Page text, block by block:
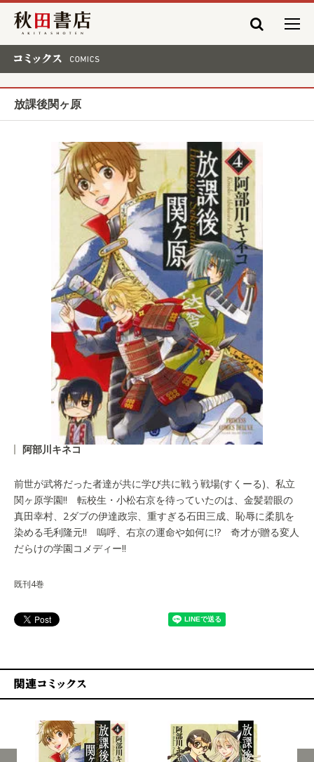
秋田書店
放課後関ヶ原
阿部川キネコ
前世が武将だった者達が共に学び共に戦う戦場(すくーる)、私立
関ヶ原学園!! 転校生・小松右京を待っていたのは、金髪碧眼の
真田幸村、2ダブの伊達政宗、重すぎる石田三成、恥辱に柔肌を
染める毛利隆元!! 嗚呼、右京の運命や如何に!? 奇才が贈る変人
だらけの学園コメディー!!
既刊4巻